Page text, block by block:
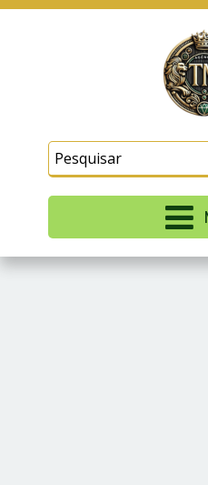
similares para lembrar e
nosso site, analisar seu uso de
e serviços, ajudar com nossos
marketing e fornecer conteúdo
Termos e Condiçõese